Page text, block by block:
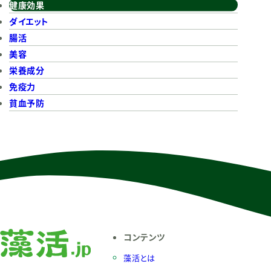
健康効果
ダイエット
腸活
美容
栄養成分
免疫力
貧血予防
コンテンツ
藻活とは